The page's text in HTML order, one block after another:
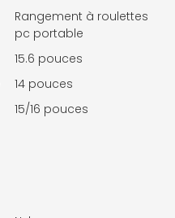
Rangement à roulettes
pc portable
15.6 pouces
14 pouces
15/16 pouces